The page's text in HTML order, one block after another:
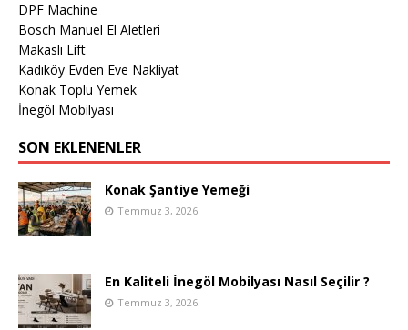
DPF Machine
Bosch Manuel El Aletleri
Makaslı Lift
Kadıköy Evden Eve Nakliyat
Konak Toplu Yemek
İnegöl Mobilyası
SON EKLENENLER
Konak Şantiye Yemeği
Temmuz 3, 2026
En Kaliteli İnegöl Mobilyası Nasıl Seçilir ?
Temmuz 3, 2026